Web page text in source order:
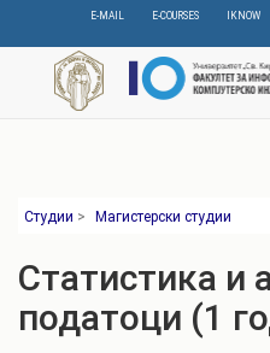
content
E-MAIL E-COURSES IKNOW
Студии > Магистерски студии
Статистика и
податоци (1